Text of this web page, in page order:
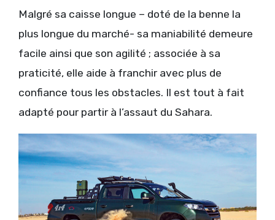
Malgré sa caisse longue – doté de la benne la
plus longue du marché- sa maniabilité demeure
facile ainsi que son agilité ; associée à sa
praticité, elle aide à franchir avec plus de
confiance tous les obstacles. Il est tout à fait
adapté pour partir à l’assaut du Sahara.